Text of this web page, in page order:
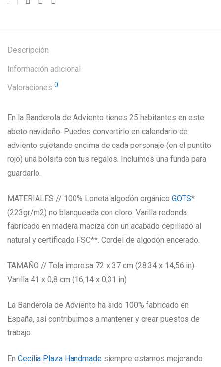
Descripción
Información adicional
Valoraciones 0
En la Banderola de Adviento tienes 25 habitantes en este
abeto navideño. Puedes convertirlo en calendario de
adviento sujetando encima de cada personaje (en el puntito
rojo) una bolsita con tus regalos. Incluimos una funda para
guardarlo.
MATERIALES // 100% Loneta algodón orgánico GOTS*
(223gr/m2) no blanqueada con cloro. Varilla redonda
fabricado en madera maciza con un acabado cepillado al
natural y certificado FSC**. Cordel de algodón encerado.
TAMAÑO // Tela impresa 72 x 37 cm (28,34 x 14,56 in).
Varilla 41 x 0,8 cm (16,14 x 0,31 in)
La Banderola de Adviento ha sido 100% fabricado en
España, así contribuimos a mantener y crear puestos de
trabajo.
En Cecilia Plaza Handmade siempre estamos mejorando